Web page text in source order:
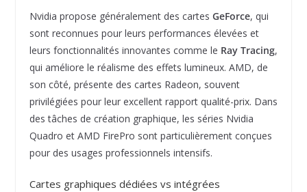
Nvidia propose généralement des cartes GeForce, qui
sont reconnues pour leurs performances élevées et
leurs fonctionnalités innovantes comme le Ray Tracing,
qui améliore le réalisme des effets lumineux. AMD, de
son côté, présente des cartes Radeon, souvent
privilégiées pour leur excellent rapport qualité-prix. Dans
des tâches de création graphique, les séries Nvidia
Quadro et AMD FirePro sont particulièrement conçues
pour des usages professionnels intensifs.
Cartes graphiques dédiées vs intégrées